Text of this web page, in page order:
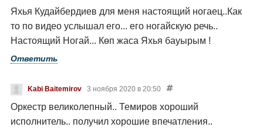
Яхья Кудайбердиев для меня настоящий ногаец..Как
то по видео услышал его... его ногайскую речь..
Настоящий Ногай... Көп жаса Яхья бауырым !
Ответить
Kabi Baitemirov 3 ноября 2020 в 20:50
Оркестр великолепный.. Темиров хороший
исполнитель.. получил хорошие впечатления..